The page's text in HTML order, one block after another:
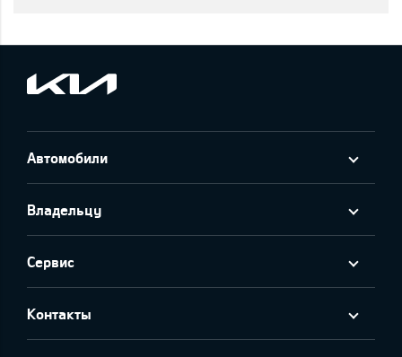
Автомобили
Владельцу
Сервис
Контакты